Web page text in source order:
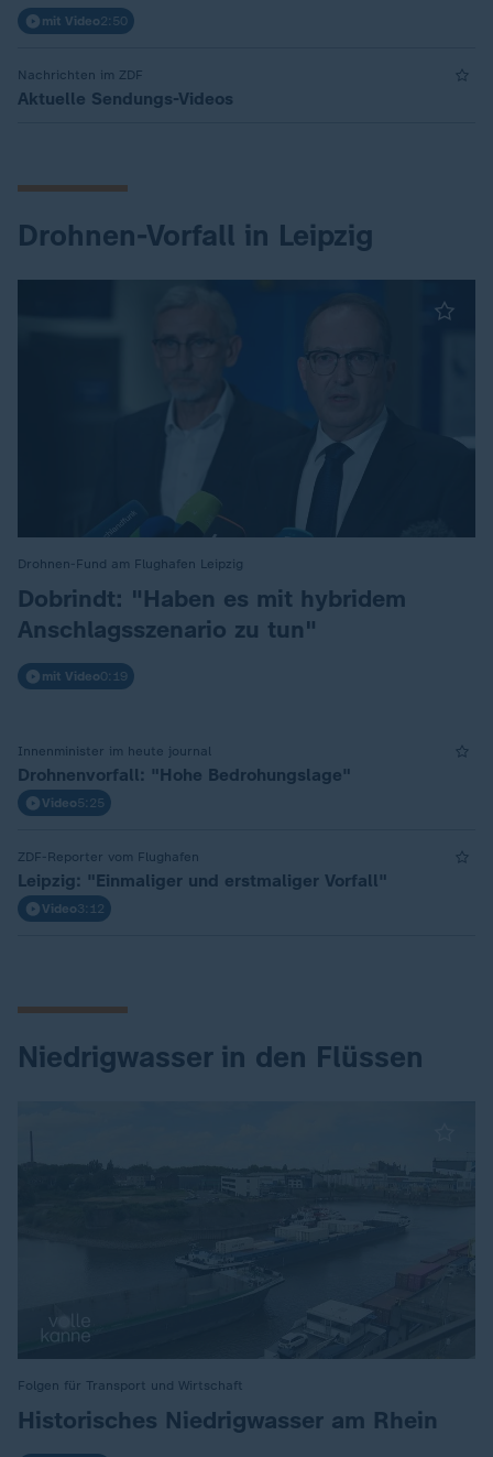
mit Video2:50
Aktuelle Sendungs-Videos
Nachrichten im ZDF
Drohnen-Vorfall in Leipzig
Drohnen-Fund am Flughafen Leipzig
:
Dobrindt: "Haben es mit hybridem
Anschlagsszenario zu tun"
mit Video0:19
Video5:25
Drohnenvorfall: "Hohe Bedrohungslage"
Innenminister im heute journal
Video3:12
Leipzig: "Einmaliger und erstmaliger Vorfall"
ZDF-Reporter vom Flughafen
Niedrigwasser in den Flüssen
Folgen für Transport und Wirtschaft
:
Historisches Niedrigwasser am Rhein